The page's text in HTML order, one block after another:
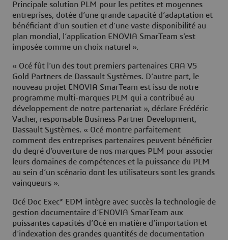
Principale solution PLM pour les petites et moyennes
entreprises, dotée d’une grande capacité d’adaptation et
bénéficiant d’un soutien et d’une vaste disponibilité au
plan mondial, l’application ENOVIA SmarTeam s’est
imposée comme un choix naturel ».
« Océ fût l’un des tout premiers partenaires CAA V5
Gold Partners de Dassault Systèmes. D’autre part, le
nouveau projet ENOVIA SmarTeam est issu de notre
programme multi-marques PLM qui a contribué au
développement de notre partenariat », déclare Frédéric
Vacher, responsable Business Partner Development,
Dassault Systèmes. « Océ montre parfaitement
comment des entreprises partenaires peuvent bénéficier
du degré d’ouverture de nos marques PLM pour associer
leurs domaines de compétences et la puissance du PLM
au sein d’un scénario dont les utilisateurs sont les grands
vainqueurs ».
Océ Doc Exec* EDM intègre avec succès la technologie de
gestion documentaire d’ENOVIA SmarTeam aux
puissantes capacités d’Océ en matière d’importation et
d’indexation des grandes quantités de documentation